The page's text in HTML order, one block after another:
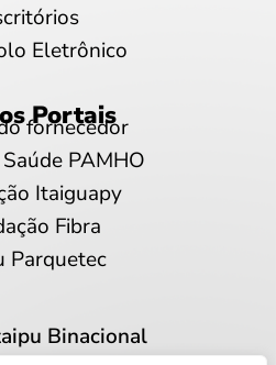
Eletrônico
Portais
fornecedor
PAMHO
Itaiguapy
Fibra
Parquetec
Binacional